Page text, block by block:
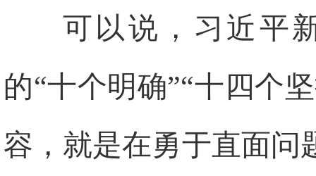
可以说，习近平
的“十个明确”“十四个
容，就是在勇于直面问